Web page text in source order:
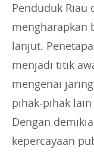
Penduduk Riau
mengharapkan
lanjut.
menjadi titik
mengenai
pihak-pihak
Dengan
kepercayaan